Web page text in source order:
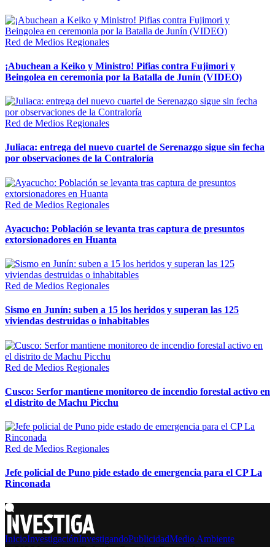
Red de Medios Regionales
¡Abuchean a Keiko y Ministro! Pifias contra Fujimori y
Beingolea en ceremonia por la Batalla de Junín (VIDEO)
Red de Medios Regionales
Juliaca: entrega del nuevo cuartel de Serenazgo sigue sin fecha
por observaciones de la Contraloría
Red de Medios Regionales
Ayacucho: Población se levanta tras captura de presuntos
extorsionadores en Huanta
Red de Medios Regionales
Sismo en Junín: suben a 15 los heridos y superan las 125
viviendas destruidas o inhabitables
Red de Medios Regionales
Cusco: Serfor mantiene monitoreo de incendio forestal activo en
el distrito de Machu Picchu
Red de Medios Regionales
Jefe policial de Puno pide estado de emergencia para el CP La
Rinconada
InicioInvestigaciónInvestigandoPublicidadMedio Ambiente